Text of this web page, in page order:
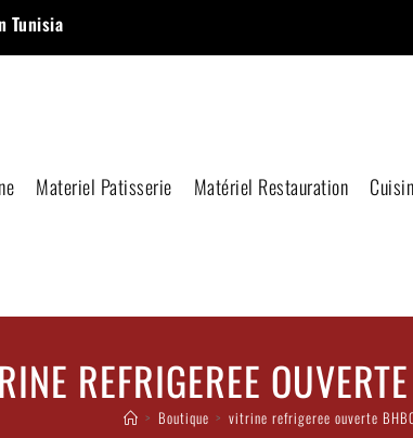
Tunisia
Materiel Patisserie Matériel Restauration
REFRIGEREE
> Boutique > vitrine refrigeree ouverte